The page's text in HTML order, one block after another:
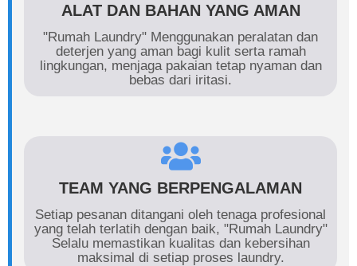
ALAT DAN BAHAN YANG AMAN
"Rumah Laundry" Menggunakan peralatan dan
deterjen yang aman bagi kulit serta ramah
lingkungan, menjaga pakaian tetap nyaman dan
bebas dari iritasi.
TEAM YANG BERPENGALAMAN
Setiap pesanan ditangani oleh tenaga profesional
yang telah terlatih dengan baik, "Rumah Laundry"
Selalu memastikan kualitas dan kebersihan
maksimal di setiap proses laundry.